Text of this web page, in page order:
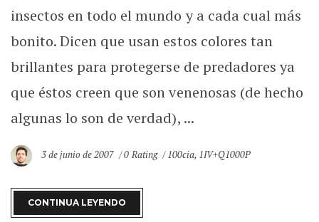
insectos en todo el mundo y a cada cual más
bonito. Dicen que usan estos colores tan
brillantes para protegerse de predadores ya
que éstos creen que son venenosas (de hecho
algunas lo son de verdad), ...
3 de junio de 2007 0 Rating 100cia, 1IV+Q1000P
CONTINUA LEYENDO